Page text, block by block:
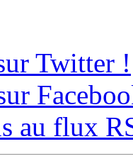
Twitter !
au flux